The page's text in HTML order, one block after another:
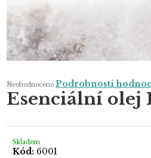
Průměrné
produktu
je
5
Neohodnoceno Podrobnosti
Esenciální olej
Skladem
Kód: 6001